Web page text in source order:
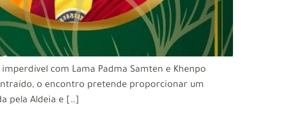
com Lama Padma Samten e Khenpo
o encontro pretende proporcionar um
pela Aldeia e […]